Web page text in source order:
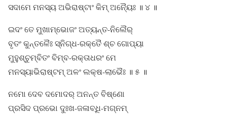
ସଦାମେ ମନସ୍ୟ ଅଭିରାଷ୍ଟାଂ କିମ୍ ଅନ୍ୟୈଃ ॥ ୪ ॥
ଇଦଂ ତେ ମୁଖାମ୍ଭୋଜଂ ଅତ୍ୟନ୍ତ-ନିଲୈର୍
ବୃତଂ କୁନ୍ତଳୈଃ ସ୍ନିଗ୍ଧ-ରକ୍ତୈ ଶ୍ଚ ଗୋପ୍ୟା
ମୁହୁଶ୍ଚୁମ୍ବିତଂ ବିମ୍ବ-ରକ୍ତାଧରଂ ମେ
ମନସ୍ୟାଭିରାଷ୍ଟମ୍ ଅଳଂ ଲକ୍ଷ-ଲାଭୈଃ ॥ ୫ ॥
ନମୋ ଦେବ ଦମୋଦର୍ ଅନନ୍ତ ବିଷ୍ଣୋ
ପ୍ରସିଦ ପ୍ରଭୋ ଦୁଃଖ-ଜଳାବ୍ଧି-ମଗ୍ନମ୍